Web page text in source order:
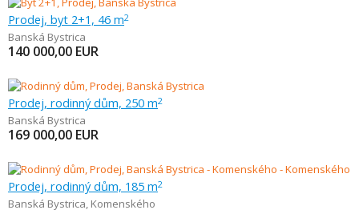
Prodej, byt 2+1, 46 m2
Banská Bystrica
140 000,00 EUR
Prodej, rodinný dům, 250 m2
Banská Bystrica
169 000,00 EUR
Prodej, rodinný dům, 185 m2
Banská Bystrica, Komenského